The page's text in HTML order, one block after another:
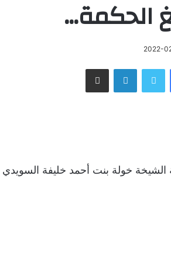
الحكمة…
2022-
فيسبوك تويتر لينكدإن مشاركة عبر البريد
خولة بنت أحمد خليفة السويدي